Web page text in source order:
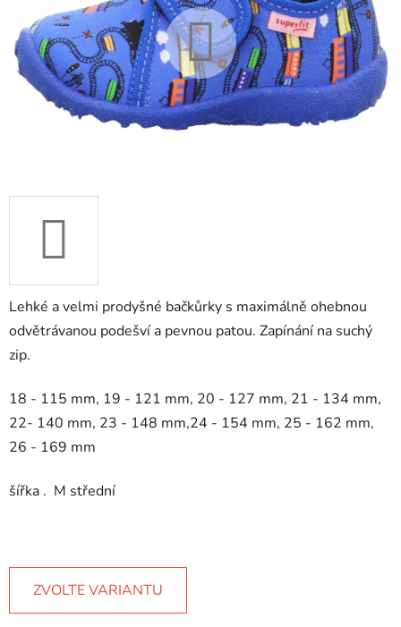
Lehké a velmi prodyšné bačkůrky s maximálně ohebnou
odvětrávanou podešví a pevnou patou. Zapínání na suchý
zip.
18 - 115 mm, 19 - 121 mm, 20 - 127 mm, 21 - 134 mm,
22- 140 mm, 23 - 148 mm,24 - 154 mm, 25 - 162 mm,
26 - 169 mm
šířka . M střední
ZVOLTE VARIANTU
hvězdiček.